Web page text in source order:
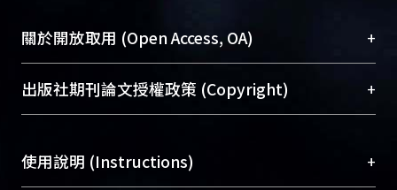
成果。
To permanently archive and promote researcher
profiles and scholarly works, Library integrates the
services of “NTU Repository” with “Academic
Sciences Library)
關於開放取用 (Open Access, OA) +
開放取用是從使用者角度提升資訊取用性的社會運
動，應用在學術研究上是透過將研究著作公開供使
用逐年攀升。同時可加速研究發展、提升研究影響
出版社期刊論文授權政策 (Copyright) +
含部分內容的版權非匯入者所有，或由第三方贊
助與合作完成，請確認該版權所有者及第三方同
使用說明 (Instructions) +